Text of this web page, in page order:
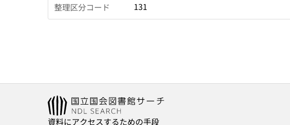
整理区分コード 131
資料にアクセスするための手段